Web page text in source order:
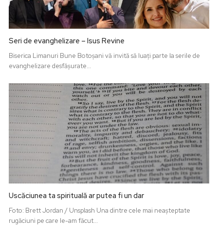
Seri de evanghelizare – Isus Revine
Biserica Limanuri Bune Botoșani vă invită să luați parte la serile de
evanghelizare desfășurate...
Uscăciunea ta spirituală ar putea fi un dar
Foto: Brett Jordan / Unsplash Una dintre cele mai neașteptate
rugăciuni pe care le-am făcut...